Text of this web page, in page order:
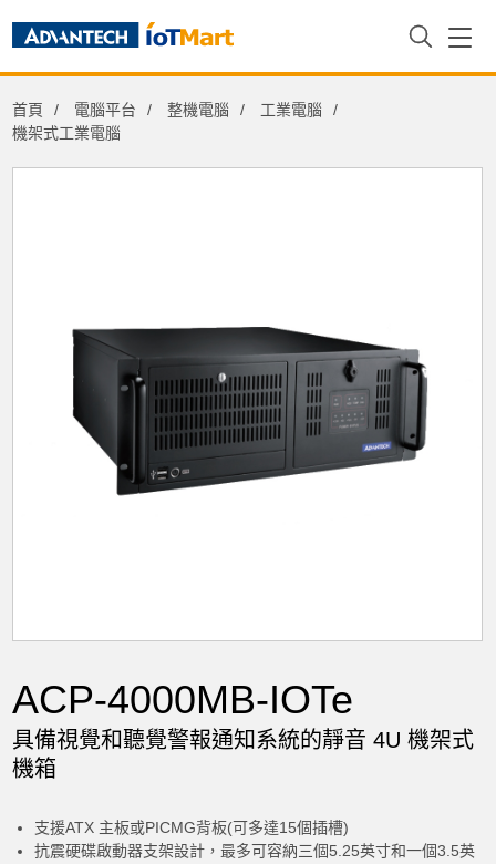
首頁 電腦平台 整機電腦
工業電腦
機架式工業電腦
ACP-4000MB-IOTe
具備視覺和聽覺警報通知系統的靜音 4U 機架式
機箱
支援ATX 主板或PICMG背板(可多達15個插槽)
抗震硬碟啟動器支架設計，最多可容納三個5.25英寸和一個3.5英
加入購物車